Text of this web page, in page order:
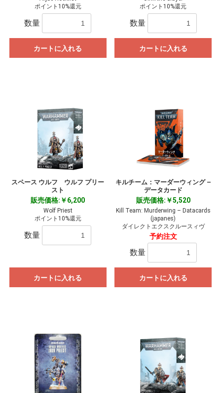
ポイント10%還元
数量
カートに入れる
ポイント10%還元
数量
カートに入れる
スペース ウルフ ウルフ プリー
スト
販売価格:￥6,200
Wolf Priest
ポイント10%還元
数量
カートに入れる
キルチーム：マーダーウィング –
データカード
販売価格:￥5,520
Kill Team: Murderwing – Datacards
(japanes)
ダイレクトエクスクルースィヴ
予約注文
数量
カートに入れる